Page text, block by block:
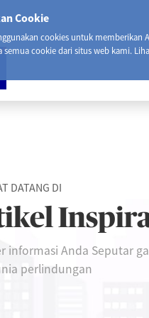
Cookie
cookies untuk memberikan
semua cookie dari situs web kami.
DATANG DI
informasi Anda Seputar
perlindungan